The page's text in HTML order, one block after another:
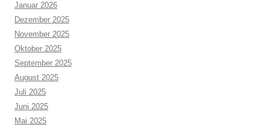
Januar 2026
Dezember 2025
November 2025
Oktober 2025
September 2025
August 2025
Juli 2025
Juni 2025
Mai 2025